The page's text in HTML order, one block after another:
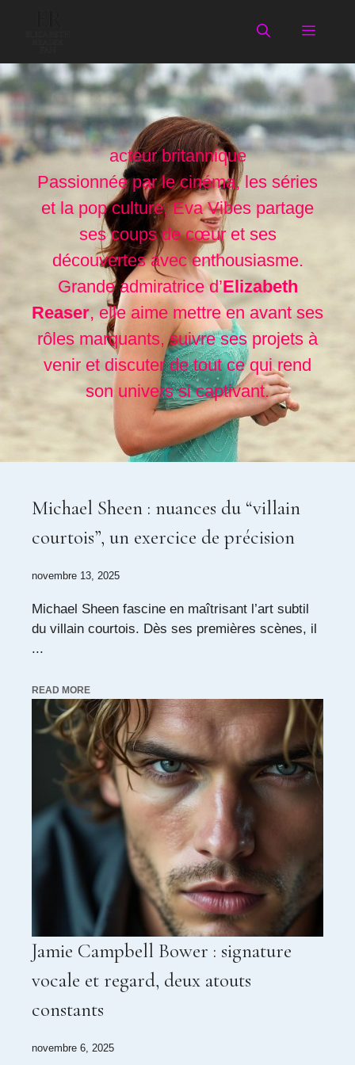
Menu
acteur britannique
Passionnée par le cinéma, les séries
et la pop culture, Eva Vibes partage
ses coups de cœur et ses
découvertes avec enthousiasme.
Grande admiratrice d’Elizabeth
Reaser, elle aime mettre en avant ses
rôles marquants, suivre ses projets à
venir et discuter de tout ce qui rend
son univers si captivant.
Michael Sheen : nuances du “villain
courtois”, un exercice de précision
novembre 13, 2025
Michael Sheen fascine en maîtrisant l’art subtil
du villain courtois. Dès ses premières scènes, il
...
READ MORE
Jamie Campbell Bower : signature
vocale et regard, deux atouts
constants
novembre 6, 2025